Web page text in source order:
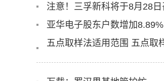
注意！三孚新科将于8月28
亚华电子股东户数增加
五点取样法适用范围 五点取